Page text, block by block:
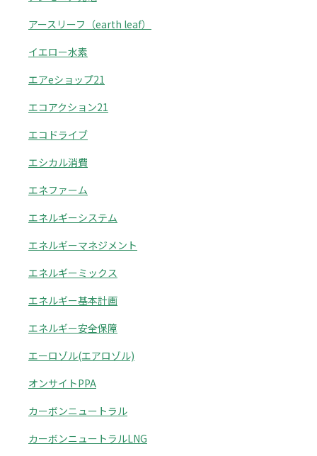
アースリーフ（earth leaf）
イエロー水素
エアeショップ21
エコアクション21
エコドライブ
エシカル消費
エネファーム
エネルギーシステム
エネルギーマネジメント
エネルギーミックス
エネルギー基本計画
エネルギー安全保障
エーロゾル(エアロゾル)
オンサイトPPA
カーボンニュートラル
カーボンニュートラルLNG